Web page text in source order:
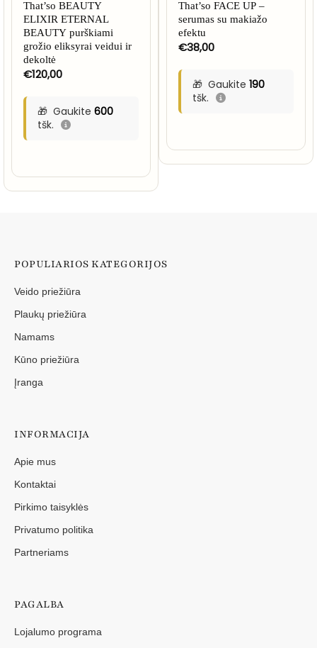
That’so BEAUTY
ELIXIR ETERNAL
BEAUTY purškiami
grožio eliksyrai veidui ir
dekoltė
€120,00
Gaukite 600
tšk.
That’so FACE UP –
serumas su makiažo
efektu
€38,00
Gaukite 190
tšk.
POPULIARIOS KATEGORIJOS
Veido priežiūra
Plaukų priežiūra
Namams
Kūno priežiūra
Įranga
INFORMACIJA
Apie mus
Kontaktai
Pirkimo taisyklės
Privatumo politika
Partneriams
PAGALBA
Lojalumo programa